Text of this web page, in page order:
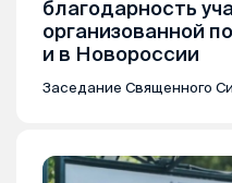
благодарность
организованной
и в Новороссии
Заседание Священного